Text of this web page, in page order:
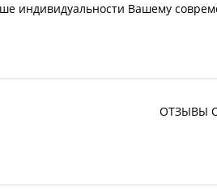
индивидуальности Вашему
ОТЗЫВЫ